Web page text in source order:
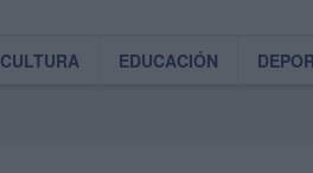
CULTURA EDUCACIÓN